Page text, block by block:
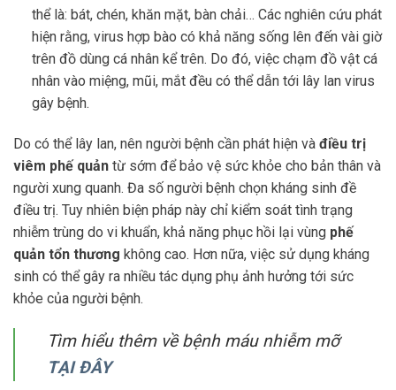
thể là: bát, chén, khăn mặt, bàn chải… Các nghiên cứu phát
hiện rằng, virus hợp bào có khả năng sống lên đến vài giờ
trên đồ dùng cá nhân kể trên. Do đó, việc chạm đồ vật cá
nhân vào miệng, mũi, mắt đều có thể dẫn tới lây lan virus
gây bệnh.
Do có thể lây lan, nên người bệnh cần phát hiện và điều trị
viêm phế quản từ sớm để bảo vệ sức khỏe cho bản thân và
người xung quanh. Đa số người bệnh chọn kháng sinh đề
điều trị. Tuy nhiên biện pháp này chỉ kiểm soát tình trạng
nhiễm trùng do vi khuẩn, khả năng phục hồi lại vùng phế
quản tổn thương không cao. Hơn nữa, việc sử dụng kháng
sinh có thể gây ra nhiều tác dụng phụ ảnh hưởng tới sức
khỏe của người bệnh.
Tìm hiểu thêm về bệnh máu nhiễm mỡ
TẠI ĐÂY